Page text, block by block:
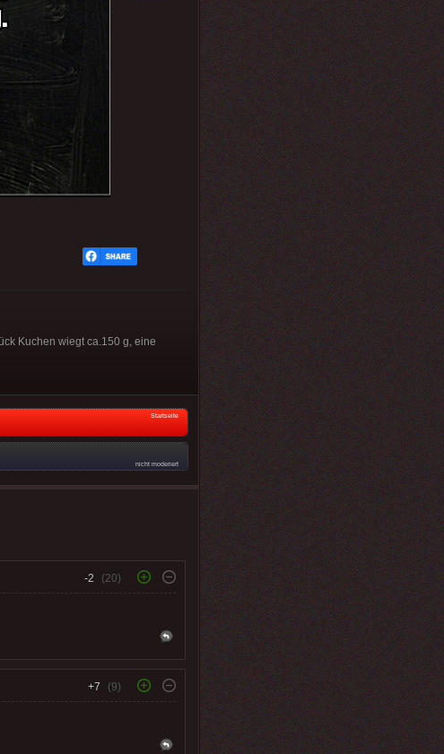
Kuchen wiegt ca.150 g, eine
Startseite
nicht moderiert
-2 (20)
+7 (9)